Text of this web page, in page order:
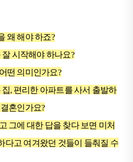
왜 해야 하죠?
시작해야 하나요?
떤 의미인가요?
, 편리한 아파트를 사서 출발하
혼인가요?
그에 대한 답을 찾다 보면 미처
다고 여겨왔던 것들이 들춰질 수